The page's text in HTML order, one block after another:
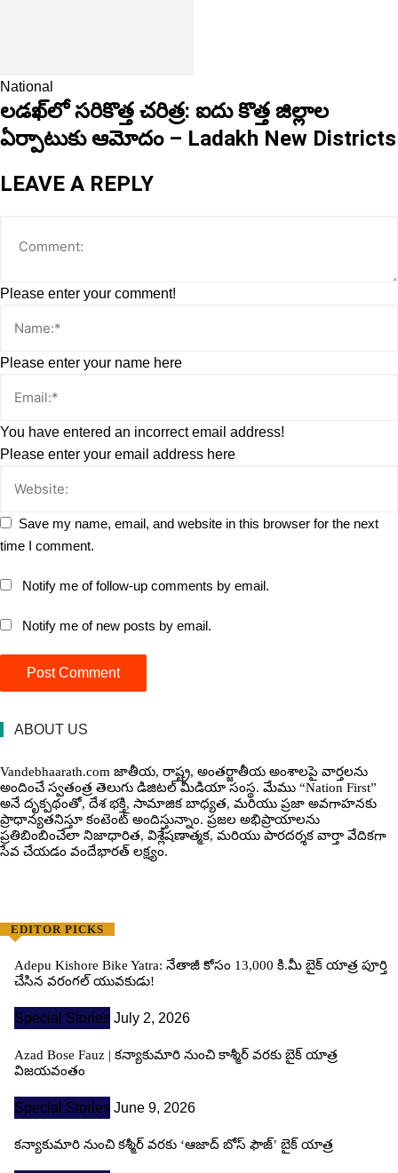
National
లడఖ్‌లో సరికొత్త చరిత్ర: ఐదు కొత్త జిల్లాల
ఏర్పాటుకు ఆమోదం – Ladakh New Districts
LEAVE A REPLY
Please enter your comment!
Please enter your name here
You have entered an incorrect email address!
Please enter your email address here
Save my name, email, and website in this browser for the next
time I comment.
Notify me of follow-up comments by email.
Notify me of new posts by email.
ABOUT US
Vandebhaarath.com జాతీయ, రాష్ట్ర, అంతర్జాతీయ అంశాలపై వార్తలను
అందించే స్వతంత్ర తెలుగు డిజిటల్ మీడియా సంస్థ. మేము “Nation First”
అనే దృక్పథంతో, దేశ భక్తి, సామాజిక బాధ్యత, మరియు ప్రజా అవగాహనకు
ప్రాధాన్యతనిస్తూ కంటెంట్ అందిస్తున్నాం. ప్రజల అభిప్రాయాలను
ప్రతిబింబించేలా నిజాధారిత, విశ్లేషణాత్మక, మరియు పారదర్శక వార్తా వేదికగా
సేవ చేయడం వందేభార‌త్ ల‌క్ష్యం.
EDITOR PICKS
Adepu Kishore Bike Yatra: నేతాజీ కోసం 13,000 కి.మీ బైక్ యాత్ర పూర్తి
చేసిన వరంగల్ యువకుడు!
Special Stories July 2, 2026
Azad Bose Fauz | కన్యాకుమారి నుంచి కాశ్మీర్ వరకు బైక్ యాత్ర
విజయవంతం
Special Stories June 9, 2026
కన్యాకుమారి నుంచి కశ్మీర్ వరకు ‘ఆజాద్ బోస్ ఫౌజ్’ బైక్ యాత్ర